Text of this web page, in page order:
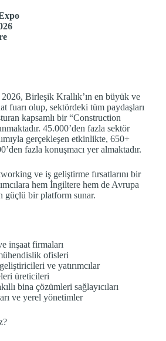
Birleşik Krallık’ın en büyük ve
fuarı olup, sektördeki tüm paydaşları
kapsamlı bir “Construction
45.000’den fazla sektör
gerçekleşen etkinlikte, 650+
fazla konuşmacı yer almaktadır.
ve iş geliştirme fırsatlarını bir
hem İngiltere hem de Avrupa
güçlü bir platform sunar.
inşaat firmaları
ofisleri
ve yatırımcılar
üreticileri
bina çözümleri sağlayıcıları
ve yerel yönetimler